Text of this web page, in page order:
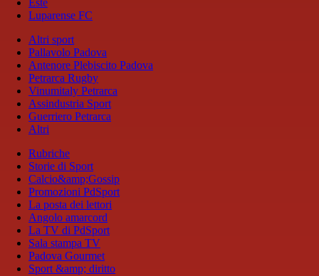
Este
Luparense FC
Altri sport
Pallavolo Padova
Antenore Plebiscito Padova
Petrarca Rugby
Vinumitaly Petrarca
Assindustria Sport
Guerriero Petrarca
Altri
Rubriche
Storie di Sport
Calcio&amp;Gossip
Promozioni PdSport
La posta dei lettori
Angolo amarcord
La TV di PdSport
Sala stampa TV
Padova Gourmet
Sport &amp; diritto